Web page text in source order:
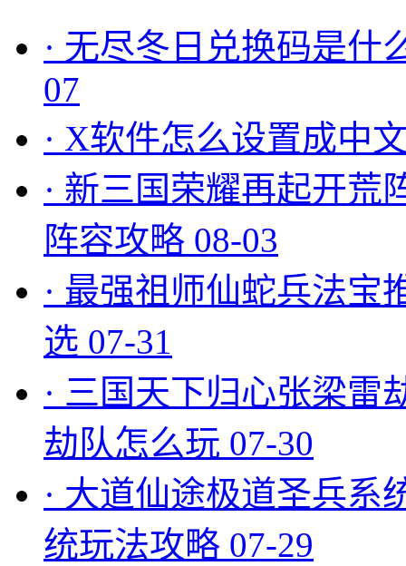
· 无尽冬日兑换码是什
07
· X软件怎么设置成中
· 新三国荣耀再起开荒
阵容攻略 08-03
· 最强祖师仙蛇兵法宝
选 07-31
· 三国天下归心张梁雷
劫队怎么玩 07-30
· 大道仙途极道圣兵系
统玩法攻略 07-29